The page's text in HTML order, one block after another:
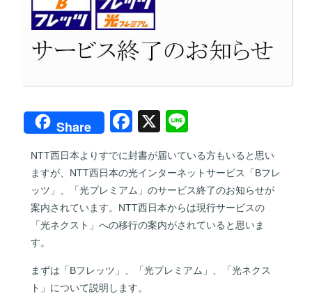
Share
F
c
e
b
o
k
X
e
NTT西日本よりすでに封書が届いている方もいると思い
ますが、NTT西日本の光インターネットサービス「Bフレ
ッツ」、「光プレミアム」のサービス終了のお知らせが
案内されています。NTT西日本からは現行サービスの
「光ネクスト」への移行の案内がされていると思いま
す。
まずは「Bフレッツ」、「光プレミアム」、「光ネクス
ト」について説明します。